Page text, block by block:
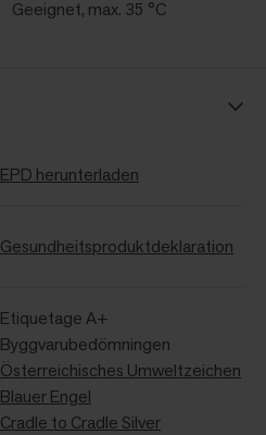
Geeignet, max. 35 °C
EPD herunterladen
Gesundheitsproduktdeklaration
Etiquetage A+
Byggvarubedömningen
Österreichisches Umweltzeichen
Blauer Engel
Cradle to Cradle Silver